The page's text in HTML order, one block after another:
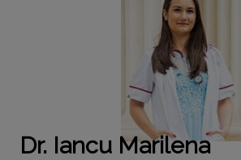
Dr. Iancu Marilena